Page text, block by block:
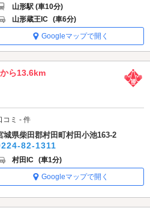
山形駅 (車10分)
山形蔵王IC (車6分)
Googleマップで開く
ら13.6km
コミ - 件
城県柴田郡村田町村田小池163-2
82-1311
村田IC (車1分)
Googleマップで開く